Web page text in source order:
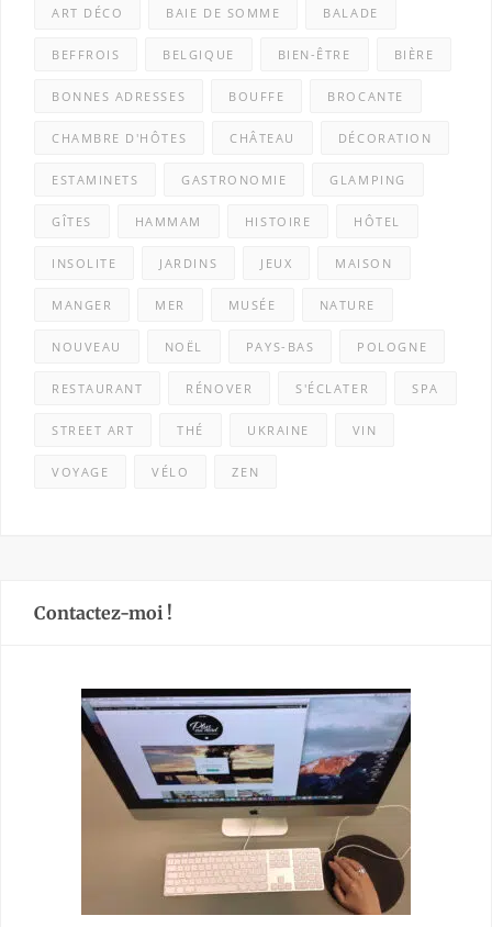
ART DÉCO BAIE DE SOMME BALADE
BEFFROIS BELGIQUE BIEN-ÊTRE BIÈRE
BONNES ADRESSES BOUFFE BROCANTE
CHAMBRE D'HÔTES CHÂTEAU DÉCORATION
ESTAMINETS GASTRONOMIE GLAMPING
GÎTES HAMMAM HISTOIRE HÔTEL
INSOLITE JARDINS JEUX MAISON
MANGER MER MUSÉE NATURE
NOUVEAU NOËL PAYS-BAS POLOGNE
RESTAURANT RÉNOVER S'ÉCLATER SPA
STREET ART THÉ UKRAINE VIN
VOYAGE VÉLO ZEN
Contactez-moi !